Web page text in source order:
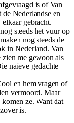
is of Van
Nederlandse en
gebracht.
steeds het vuur op
nog steeds de
in Nederland. Van
zien me gewoon als
naïeve gedachte
en hem vragen of
vermoord. Maar
ze. Want dat
is.